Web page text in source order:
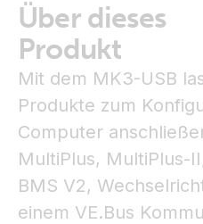
Über dieses
Produkt
Mit dem MK3-USB
Produkte zum
Computer
MultiPlus, MultiPlus-
BMS V2,
einem VE.Bus